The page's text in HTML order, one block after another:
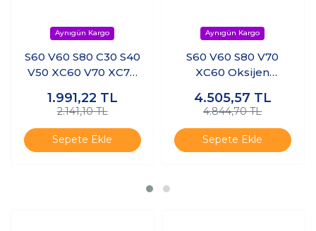
S60 V60 S80 C30 S40
V50 XC60 V70 XC70
Lastiği Takım
1.991,22 TL
2.141,10 TL
Sepete Ekle
S60 V60 S80 V70
XC60 Oksijen
4.505,57 TL
4.844,70 TL
Sepete Ekle